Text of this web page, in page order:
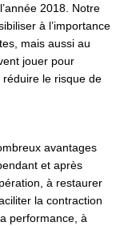
2018. Notre
à l’importance
mais aussi au
jouer pour
le risque de
avantages
et après
à restaurer
la contraction
performance, à